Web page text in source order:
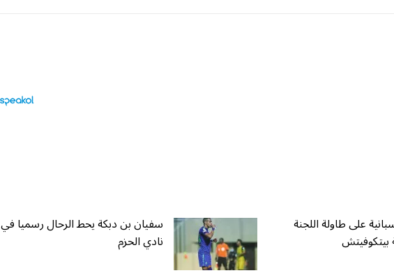
على طاولة اللجنة
بيتكوفيتش
سفيان بن دبكة يحط الرحال رسميا في
نادي الحزم